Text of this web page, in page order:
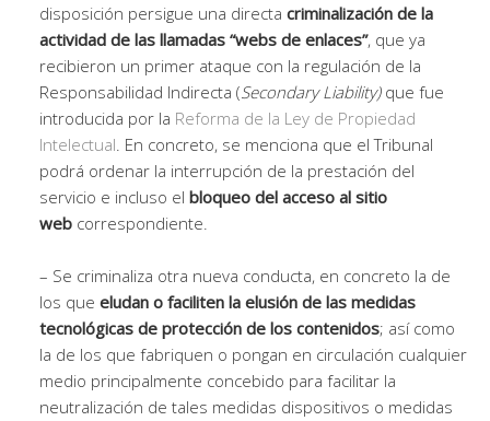
disposición persigue una directa criminalización de la
actividad de las llamadas “webs de enlaces”, que ya
recibieron un primer ataque con la regulación de la
Responsabilidad Indirecta (Secondary Liability) que fue
introducida por la Reforma de la Ley de Propiedad
Intelectual. En concreto, se menciona que el Tribunal
podrá ordenar la interrupción de la prestación del
servicio e incluso el bloqueo del acceso al sitio
web correspondiente.
– Se criminaliza otra nueva conducta, en concreto la de
los que eludan o faciliten la elusión de las medidas
tecnológicas de protección de los contenidos; así como
la de los que fabriquen o pongan en circulación cualquier
medio principalmente concebido para facilitar la
neutralización de tales medidas dispositivos o medidas